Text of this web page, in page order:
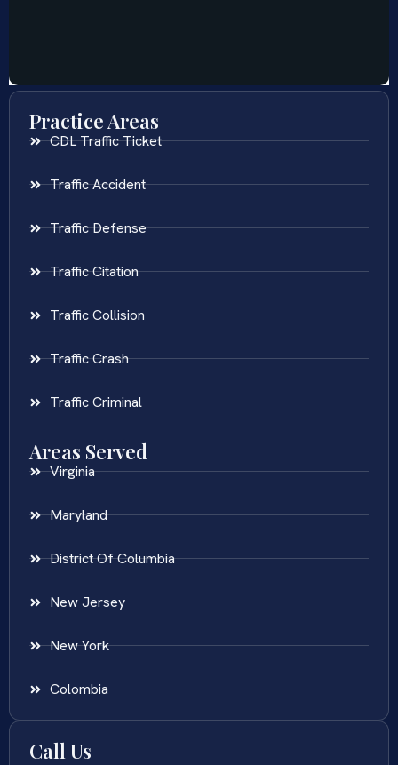
Practice Areas
CDL Traffic Ticket
Traffic Accident
Traffic Defense
Traffic Citation
Traffic Collision
Traffic Crash
Traffic Criminal
Areas Served
Virginia
Maryland
District Of Columbia
New Jersey
New York
Colombia
Call Us